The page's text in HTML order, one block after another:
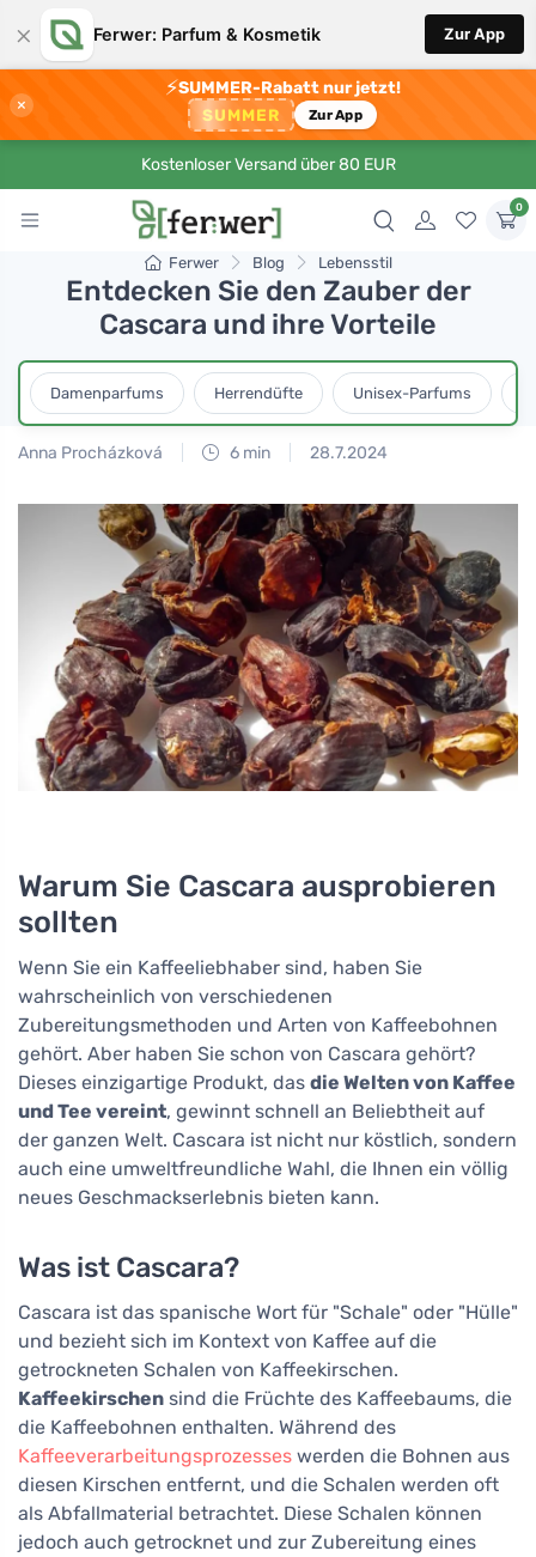
× Ferwer: Parfum & Kosmetik Zur App
×
⚡SUMMER-Rabatt nur jetzt!
SUMMER Zur App
Kostenloser Versand über 80 EUR
0
Ferwer Blog Lebensstil
Entdecken Sie den Zauber der
Cascara und ihre Vorteile
Damenparfums Herrendüfte Unisex-Parfums
Anna Procházková 6 min 28.7.2024
Warum Sie Cascara ausprobieren
sollten
Wenn Sie ein Kaffeeliebhaber sind, haben Sie
wahrscheinlich von verschiedenen
Zubereitungsmethoden und Arten von Kaffeebohnen
gehört. Aber haben Sie schon von Cascara gehört?
Dieses einzigartige Produkt, das die Welten von Kaffee
und Tee vereint, gewinnt schnell an Beliebtheit auf
der ganzen Welt. Cascara ist nicht nur köstlich, sondern
auch eine umweltfreundliche Wahl, die Ihnen ein völlig
neues Geschmackserlebnis bieten kann.
Was ist Cascara?
Cascara ist das spanische Wort für "Schale" oder "Hülle"
und bezieht sich im Kontext von Kaffee auf die
getrockneten Schalen von Kaffeekirschen.
Kaffeekirschen sind die Früchte des Kaffeebaums, die
die Kaffeebohnen enthalten. Während des
Kaffeeverarbeitungsprozesses werden die Bohnen aus
diesen Kirschen entfernt, und die Schalen werden oft
als Abfallmaterial betrachtet. Diese Schalen können
jedoch auch getrocknet und zur Zubereitung eines